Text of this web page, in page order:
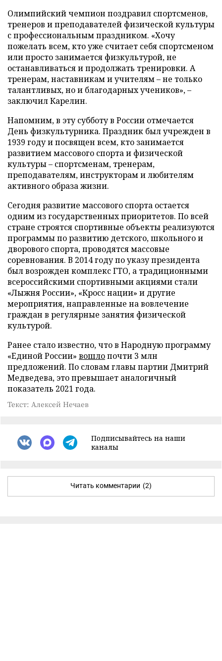
Олимпийский чемпион поздравил спортсменов,
тренеров и преподавателей физической культуры
с профессиональным праздником. «Хочу
пожелать всем, кто уже считает себя спортсменом
или просто занимается физкультурой, не
останавливаться и продолжать тренировки. А
тренерам, наставникам и учителям – не только
талантливых, но и благодарных учеников», –
заключил Карелин.
Напомним, в эту субботу в России отмечается
День физкультурника. Праздник был учрежден в
1939 году и посвящен всем, кто занимается
развитием массового спорта и физической
культуры – спортсменам, тренерам,
преподавателям, инструкторам и любителям
активного образа жизни.
Сегодня развитие массового спорта остается
одним из государственных приоритетов. По всей
стране строятся спортивные объекты реализуются
программы по развитию детского, школьного и
дворового спорта, проводятся массовые
соревнования. В 2014 году по указу президента
был возрожден комплекс ГТО, а традиционными
всероссийскими спортивными акциями стали
«Лыжня России», «Кросс нации» и другие
мероприятия, направленные на вовлечение
граждан в регулярные занятия физической
культурой.
Ранее стало известно, что в Народную программу
«Единой России» вошлопочти 3 млн
предложений. По словам главы партии Дмитрий
Медведева, это превышает аналогичный
показатель 2021 года.
Текст: Алексей Нечаев
Подписывайтесь на наши
каналы
Читать комментарии (2)